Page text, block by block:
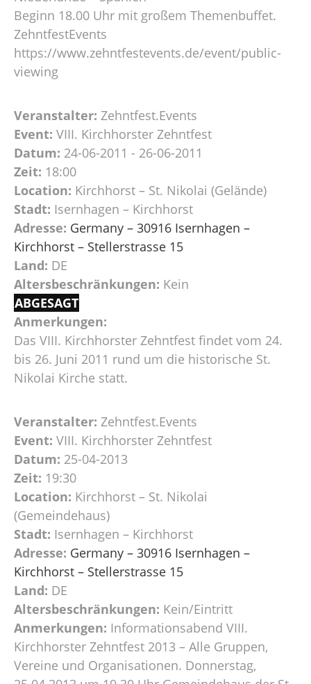
Beginn 18.00 Uhr mit großem Themenbuffet.
ZehntfestEvents
https://www.zehntfestevents.de/event/public-
viewing
Veranstalter: Zehntfest.Events
Event: VIII. Kirchhorster Zehntfest
Datum: 24-06-2011 - 26-06-2011
Zeit: 18:00
Location: Kirchhorst – St. Nikolai (Gelände)
Stadt: Isernhagen – Kirchhorst
Adresse: Germany – 30916 Isernhagen –
Kirchhorst – Stellerstrasse 15
Land: DE
Altersbeschränkungen: Kein
ABGESAGT
Anmerkungen:
Das VIII. Kirchhorster Zehntfest findet vom 24.
bis 26. Juni 2011 rund um die historische St.
Nikolai Kirche statt.
Veranstalter: Zehntfest.Events
Event: VIII. Kirchhorster Zehntfest
Datum: 25-04-2013
Zeit: 19:30
Location: Kirchhorst – St. Nikolai
(Gemeindehaus)
Stadt: Isernhagen – Kirchhorst
Adresse: Germany – 30916 Isernhagen –
Kirchhorst – Stellerstrasse 15
Land: DE
Altersbeschränkungen: Kein/Eintritt
Anmerkungen: Informationsabend VIII.
Kirchhorster Zehntfest 2013 – Alle Gruppen,
Vereine und Organisationen. Donnerstag,